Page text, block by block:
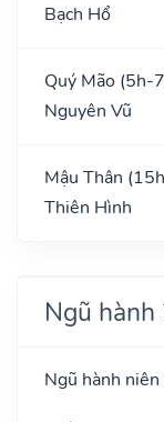
Bạch Hổ
Quý Mão (5h-
Nguyên Vũ
Mậu Thân
Thiên Hình
Ngũ
Ngũ hành